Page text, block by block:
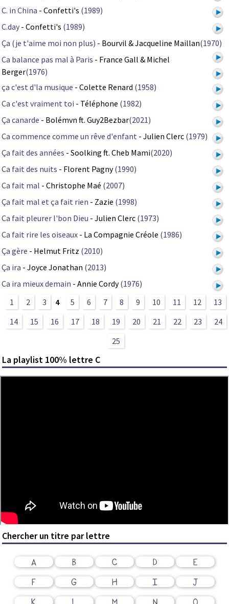
C. in China - Confetti's (1989)
C.day - Confetti's (1989)
Ça (je t'aime moi non plus) - Bourvil & Jacqueline Maillan(1970)
Ca balance pas mal à Paris - France Gall & Michel
Berger(1976)
ça c'est d'la musique - Colette Renard (1958)
Ca c'est vraiment toi - Téléphone (1982)
Ça canarde - Bolémvn ft. Guy2Bezbar(2021)
Ca commence comme un rêve d'enfant - Julien Clerc (1979)
Ça fait des années - Soolking ft. Cheb Mami(2020)
Ca fait des nuits - Florent Pagny(1990)
Ca fait mal - Christophe Maé (2007)
Ça fait mal et ça fait rien - Zazie (1998)
Ca fait pleurer l'bon Dieu - Julien Clerc (1973)
Ca fait rire les oiseaux - La Compagnie Créole (1986)
Ça gère - Helmut Fritz (2010)
Ça ira - Joyce Jonathan (2013)
Ca ira mieux demain - Annie Cordy(1976)
1
2 3 4 5 6 7 8 9 10 11 12
13
14
15 16 17 18 19 20 21 22 23
24
25
La playlist 100% lettre C
Chercher un titre par lettre
A B C D
E
F
G H I
J
K
L M N O